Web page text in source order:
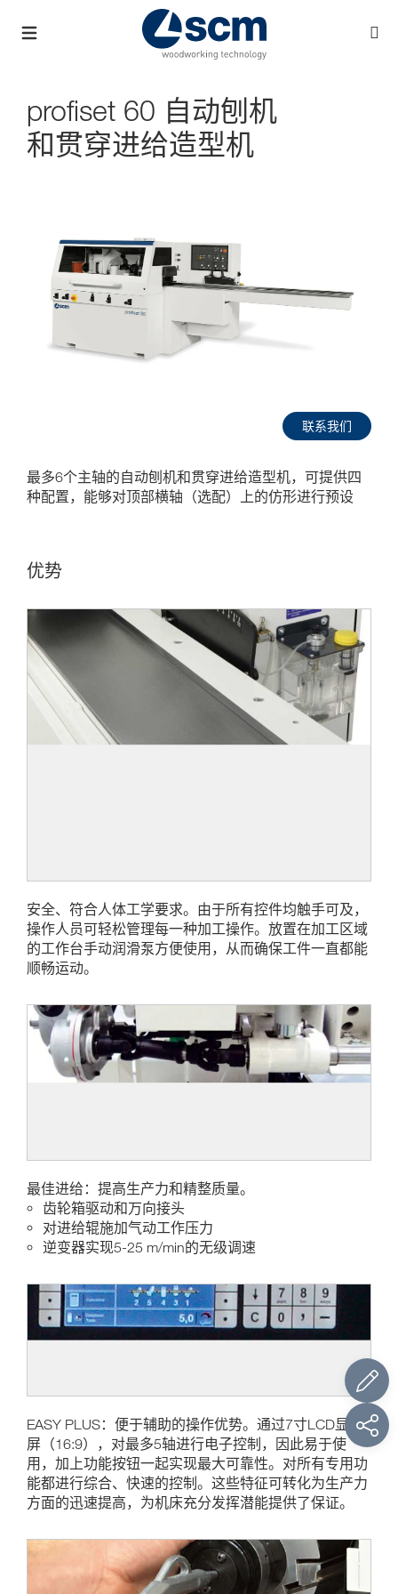
profiset 60 自动刨机
和贯穿进给造型机
联系我们
最多6个主轴的自动刨机和贯穿进给造型机，可提供四
种配置，能够对顶部横轴（选配）上的仿形进行预设
优势
安全、符合人体工学要求。由于所有控件均触手可及，
操作人员可轻松管理每一种加工操作。放置在加工区域
的工作台手动润滑泵方便使用，从而确保工件一直都能
顺畅运动。
最佳进给：提高生产力和精整质量。
齿轮箱驱动和万向接头
对进给辊施加气动工作压力
逆变器实现5-25 m/min的无级调速
EASY PLUS：便于辅助的操作优势。通过7寸LCD显示
屏（16:9），对最多5轴进行电子控制，因此易于使
用，加上功能按钮一起实现最大可靠性。对所有专用功
能都进行综合、快速的控制。这些特征可转化为生产力
方面的迅速提高，为机床充分发挥潜能提供了保证。